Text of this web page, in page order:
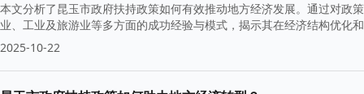
本文分析了昆玉市政府扶持政策如何有效推动地方经济发展。通过对政
业、工业及旅游业等多方面的成功经验与模式，揭示其在经济结构优化
2025-10-22